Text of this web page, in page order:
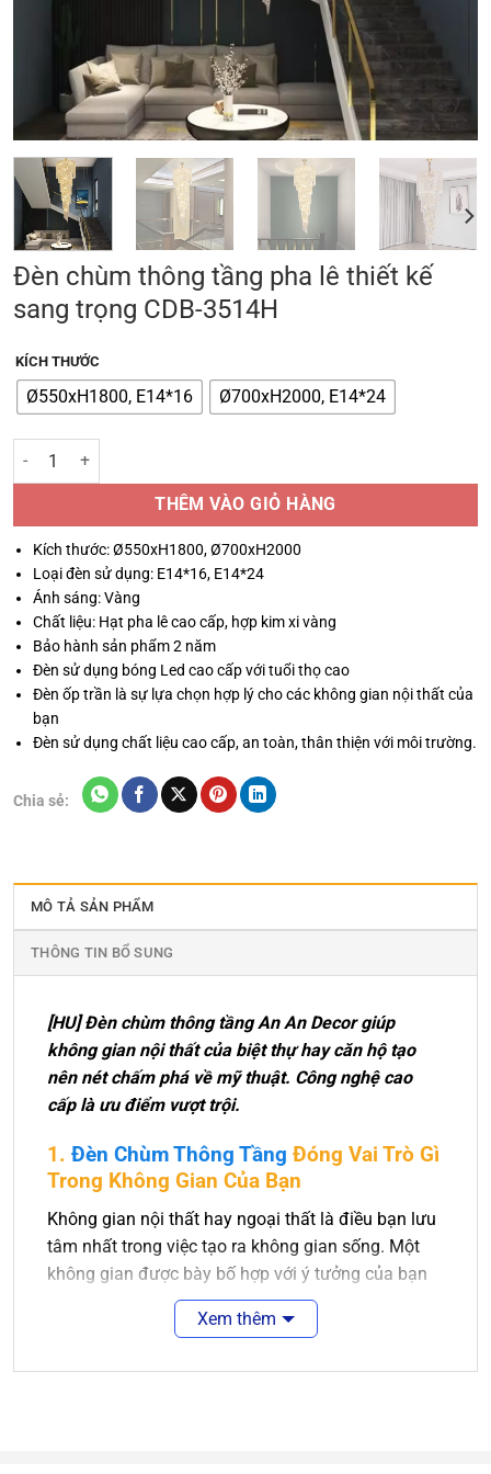
Đèn chùm thông tầng pha lê thiết kế
sang trọng CDB-3514H
KÍCH THƯỚC
Ø550xH1800, E14*16 Ø700xH2000, E14*24
Đèn chùm thông tầng pha lê thiết kế sang trọng CDB-3514H số lượng
THÊM VÀO GIỎ HÀNG
Kích thước: Ø550xH1800, Ø700xH2000
Loại đèn sử dụng: E14*16, E14*24
Ánh sáng: Vàng
Chất liệu: Hạt pha lê cao cấp, hợp kim xi vàng
Bảo hành sản phẩm 2 năm
Đèn sử dụng bóng Led cao cấp với tuổi thọ cao
Đèn ốp trần là sự lựa chọn hợp lý cho các không gian nội thất của
bạn
Đèn sử dụng chất liệu cao cấp, an toàn, thân thiện với môi trường.
Chia sẻ:
MÔ TẢ SẢN PHẨM
THÔNG TIN BỔ SUNG
[HU] Đèn chùm thông tầng An An Decor giúp
không gian nội thất của biệt thự hay căn hộ tạo
nên nét chấm phá về mỹ thuật. Công nghệ cao
cấp là ưu điểm vượt trội.
1. Đèn Chùm Thông Tầng Đóng Vai Trò Gì
Trong Không Gian Của Bạn
Không gian nội thất hay ngoại thất là điều bạn lưu
tâm nhất trong việc tạo ra không gian sống. Một
không gian được bày bố hợp với ý tưởng của bạn
là điều tuyệt vời. Sẽ tuyệt vời hơn nếu không gian
ấy được màu sắc của ánh sáng chiếu rọi.
Đèn thông tầng là sự lựa chọn tuyệt vời cho các
Xem thêm